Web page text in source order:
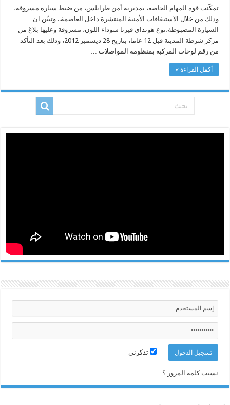
تمكّنت قوة المهام الخاصة، بمديرية أمن طرابلس، من ضبط سيارة مسروقة،
وذلك من خلال الاستيقافات الأمنية المنتشرة داخل العاصمة.. وتبيّن ان
السيارة المضبوطة،نوع هونداي فيرنا سوداء اللون، مسروقة وعليها بلاغ من
مركز شرطة المدينة قبل 12 عاما، بتاريخ 28 ديسمبر 2012، وذلك بعد التأكد
من رقم لوحات المركبة بمنظومة المواصلات …
أكمل القراءة »
تذكرني
نسيت كلمة المرور ؟